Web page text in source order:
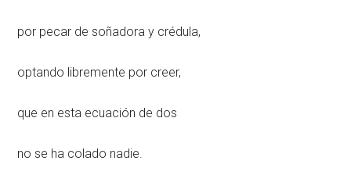
por pecar de soñadora y crédula,
optando libremente por creer,
que en esta ecuación de dos
no se ha colado nadie.